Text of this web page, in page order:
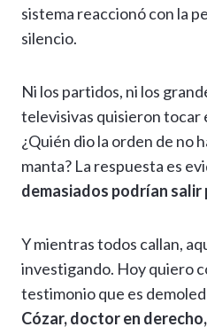
sistema reaccionó con la
silencio.
Ni los partidos, ni los
televisivas quisieron tocar
¿Quién dio la orden de no
manta? La respuesta es
demasiados podrían salir
Y mientras todos callan,
investigando. Hoy quiero
testimonio que es
Cózar, doctor en